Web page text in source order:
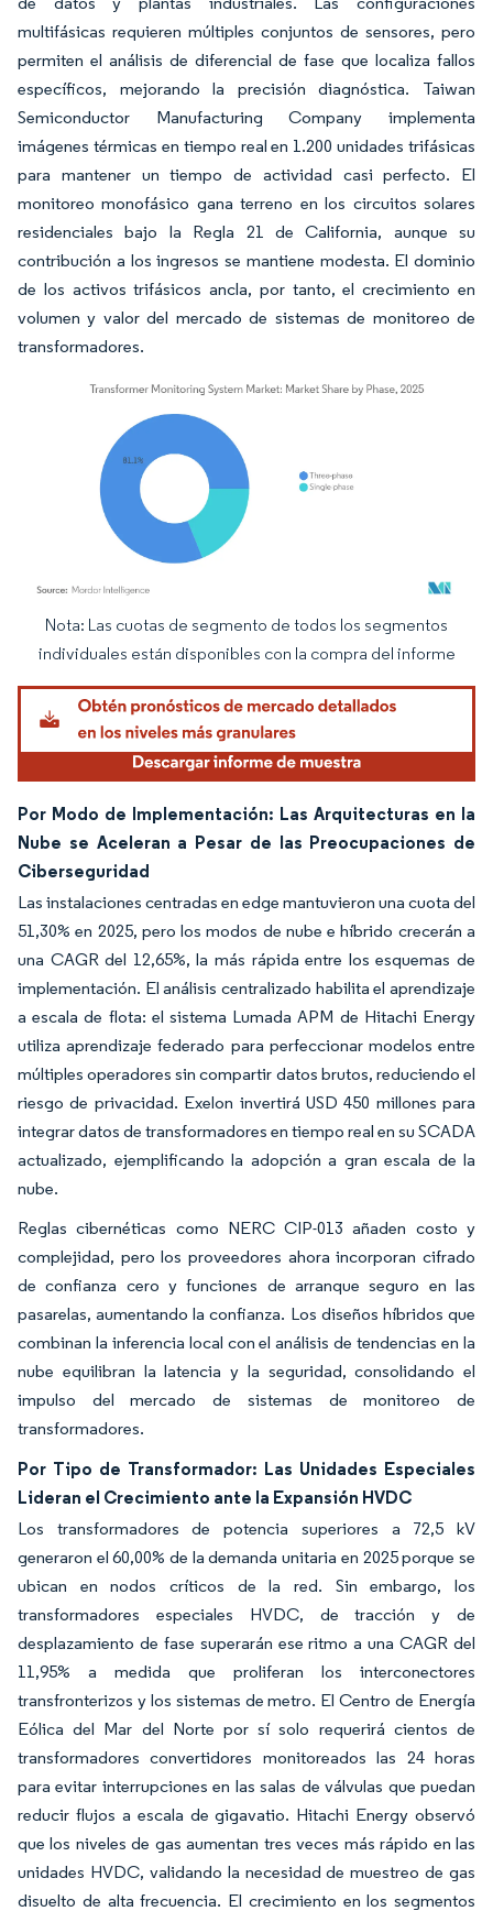
multifásicas requieren múltiples conjuntos de sensores, pero
permiten el análisis de diferencial de fase que localiza fallos
específicos, mejorando la precisión diagnóstica. Taiwan
Semiconductor Manufacturing Company implementa
imágenes térmicas en tiempo real en 1.200 unidades trifásicas
para mantener un tiempo de actividad casi perfecto. El
monitoreo monofásico gana terreno en los circuitos solares
residenciales bajo la Regla 21 de California, aunque su
contribución a los ingresos se mantiene modesta. El dominio
de los activos trifásicos ancla, por tanto, el crecimiento en
volumen y valor del mercado de sistemas de monitoreo de
transformadores.
Imagen © Mordor Intelligence. El uso requiere atribución según CC BY 4.0.
Nota: Las cuotas de segmento de todos los segmentos
individuales están disponibles con la compra del informe
Por Modo de Implementación: Las Arquitecturas en la
Nube se Aceleran a Pesar de las Preocupaciones de
Ciberseguridad
Las instalaciones centradas en edge mantuvieron una cuota del
51,30% en 2025, pero los modos de nube e híbrido crecerán a
una CAGR del 12,65%, la más rápida entre los esquemas de
implementación. El análisis centralizado habilita el aprendizaje
a escala de flota: el sistema Lumada APM de Hitachi Energy
utiliza aprendizaje federado para perfeccionar modelos entre
múltiples operadores sin compartir datos brutos, reduciendo el
riesgo de privacidad. Exelon invertirá USD 450 millones para
integrar datos de transformadores en tiempo real en su SCADA
actualizado, ejemplificando la adopción a gran escala de la
nube.
Reglas cibernéticas como NERC CIP-013 añaden costo y
complejidad, pero los proveedores ahora incorporan cifrado
de confianza cero y funciones de arranque seguro en las
pasarelas, aumentando la confianza. Los diseños híbridos que
combinan la inferencia local con el análisis de tendencias en la
nube equilibran la latencia y la seguridad, consolidando el
impulso del mercado de sistemas de monitoreo de
transformadores.
Por Tipo de Transformador: Las Unidades Especiales
Lideran el Crecimiento ante la Expansión HVDC
Los transformadores de potencia superiores a 72,5 kV
generaron el 60,00% de la demanda unitaria en 2025 porque se
ubican en nodos críticos de la red. Sin embargo, los
transformadores especiales HVDC, de tracción y de
desplazamiento de fase superarán ese ritmo a una CAGR del
11,95% a medida que proliferan los interconectores
transfronterizos y los sistemas de metro. El Centro de Energía
Eólica del Mar del Norte por sí solo requerirá cientos de
transformadores convertidores monitoreados las 24 horas
para evitar interrupciones en las salas de válvulas que puedan
reducir flujos a escala de gigavatio. Hitachi Energy observó
que los niveles de gas aumentan tres veces más rápido en las
unidades HVDC, validando la necesidad de muestreo de gas
disuelto de alta frecuencia. El crecimiento en los segmentos